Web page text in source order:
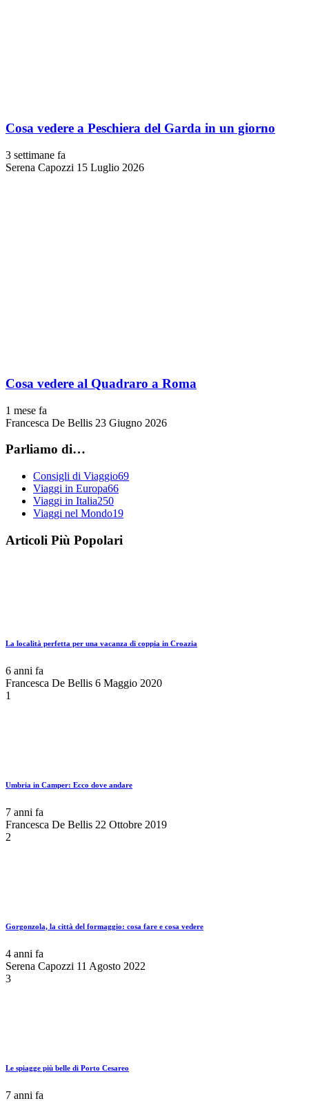
Cosa vedere a Peschiera del Garda in un giorno
3 settimane fa
Serena Capozzi 15 Luglio 2026
Cosa vedere al Quadraro a Roma
1 mese fa
Francesca De Bellis 23 Giugno 2026
Parliamo di…
Consigli di Viaggio69
Viaggi in Europa66
Viaggi in Italia250
Viaggi nel Mondo19
Articoli Più Popolari
La località perfetta per una vacanza di coppia in Croazia
6 anni fa
Francesca De Bellis 6 Maggio 2020
1
Umbria in Camper: Ecco dove andare
7 anni fa
Francesca De Bellis 22 Ottobre 2019
2
Gorgonzola, la città del formaggio: cosa fare e cosa vedere
4 anni fa
Serena Capozzi 11 Agosto 2022
3
Le spiagge più belle di Porto Cesareo
7 anni fa